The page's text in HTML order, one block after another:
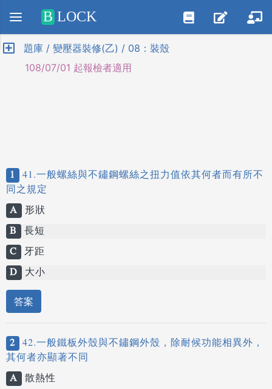
Positive SSL
B LOCK
題庫 / 變壓器裝修(乙) / 08：裝殼
108/07/01 起報檢者適用
1 41.一般螺絲與不鏽鋼螺絲之扭力值依其何者而有所不
同之規定
A 形狀
B 長短
C 牙距
D 大小
答案
2 42.一般鐵板外殼與不鏽鋼外殼，除耐候功能相異外，
其何者亦顯著不同
A 散熱性